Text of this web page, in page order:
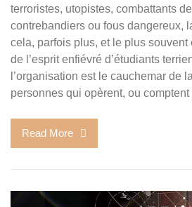
terroristes, utopistes, combattants
contrebandiers ou fous dangereux,
cela, parfois plus, et le plus souvent
de l’esprit enfiévré d’étudiants
l’organisation est le cauchemar de
personnes qui opèrent, ou
Read More